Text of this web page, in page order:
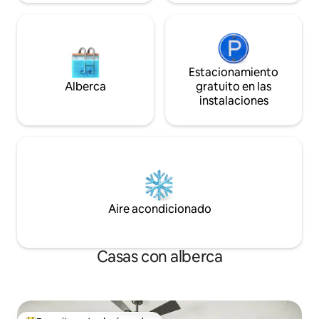
Alberca
Estacionamiento
gratuito en las
instalaciones
Aire acondicionado
Casas con alberca